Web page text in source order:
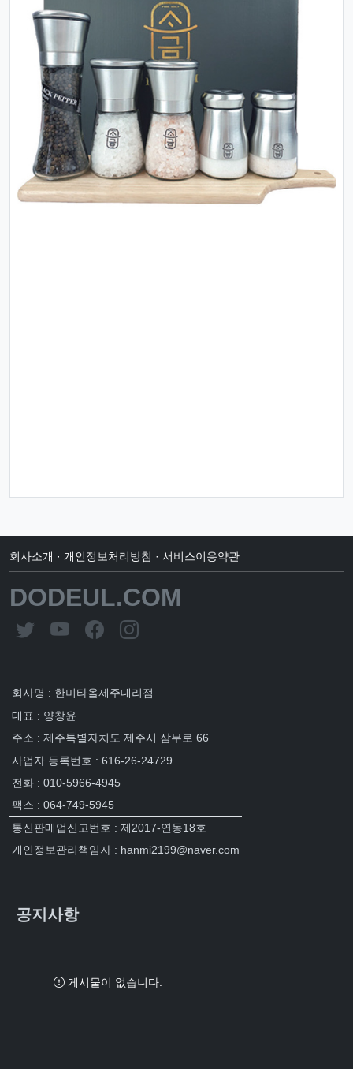
회사소개 · 개인정보처리방침 · 서비스이용약관
DODEUL.COM
회사명 : 한미타올제주대리점
대표 : 양창윤
주소 : 제주특별자치도 제주시 삼무로 66
사업자 등록번호 : 616-26-24729
전화 : 010-5966-4945
팩스 : 064-749-5945
통신판매업신고번호 : 제2017-연동18호
개인정보관리책임자 : hanmi2199@naver.com
공지사항
게시물이 없습니다.